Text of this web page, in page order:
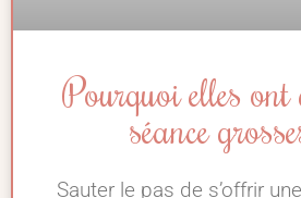
Pourquoi elles
séance
Sauter le pas de s’offrir